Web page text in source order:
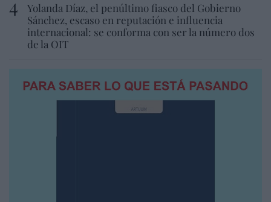
Yolanda Díaz, el penúltimo fiasco del Gobierno
Sánchez, escaso en reputación e influencia
internacional: se conforma con ser la número dos
de la OIT